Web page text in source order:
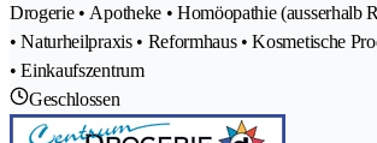
Drogerie • Apotheke • Homöopathie (ausserhalb
• Naturheilpraxis • Reformhaus • Kosmetische
• Einkaufszentrum
Geschlossen